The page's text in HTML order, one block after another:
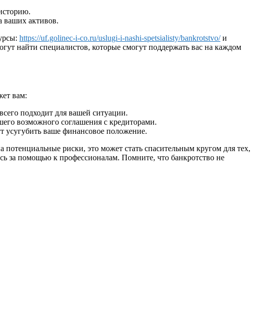
ваших активов.
https://uf.golinec-i-co.ru/uslugi-i-nashi-spetsialisty/bankrotstvo/и
найти специалистов, которые смогут поддержать вас на каждом
вам:
подходит для вашей ситуации.
возможного соглашения с кредиторами.
ваше финансовое положение.
риски, это может стать спасительным кругом для тех,
за помощью к профессионалам. Помните, что банкротство не